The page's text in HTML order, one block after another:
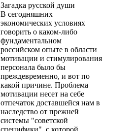
Загадка русской души
В сегодняшних
экономических условиях
говорить о каком-либо
фундаментальном
российском опыте в области
мотивации и стимулирования
персонала было бы
преждевременно, и вот по
какой причине. Проблема
мотивации несет на себе
отпечаток доставшейся нам в
наследство от прежней
системы "советской
специфики", с которой